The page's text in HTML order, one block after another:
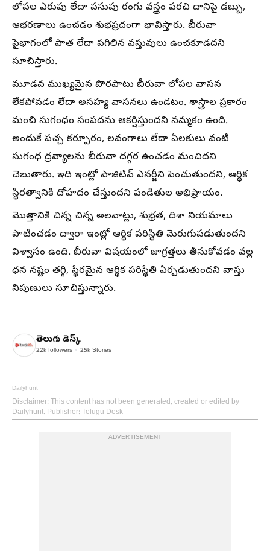
లోపల ఎరుపు లేదా పసుపు రంగు వస్త్రం పరచి దానిపై డబ్బు,
ఆభరణాలు ఉంచడం శుభప్రదంగా భావిస్తారు. బీరువా
పైభాగంలో పాత లేదా పగిలిన వస్తువులు ఉంచకూడదని
సూచిస్తారు.
మూడవ ముఖ్యమైన పొరపాటు బీరువా లోపల వాసన
లేకపోవడం లేదా అసహ్య వాసనలు ఉండటం. శాస్త్రాల ప్రకారం
మంచి సుగంధం సంపదను ఆకర్షిస్తుందని నమ్మకం ఉంది.
అందుకే పచ్చ కర్పూరం, లవంగాలు లేదా ఏలకులు వంటి
సుగంధ ద్రవ్యాలను బీరువా దగ్గర ఉంచడం మంచిదని
చెబుతారు. ఇది ఇంట్లో పాజిటివ్ ఎనర్జీని పెంచుతుందని, ఆర్థిక
స్థిరత్వానికి దోహదం చేస్తుందని పండితుల అభిప్రాయం.
మొత్తానికి చిన్న చిన్న అలవాట్లు, శుభ్రత, దిశా నియమాలు
పాటించడం ద్వారా ఇంట్లో ఆర్థిక పరిస్థితి మెరుగుపడుతుందని
విశ్వాసం ఉంది. బీరువా విషయంలో జాగ్రత్తలు తీసుకోవడం వల్ల
ధన నష్టం తగ్గి, స్థిరమైన ఆర్థిక పరిస్థితి ఏర్పడుతుందని వాస్తు
నిపుణులు సూచిస్తున్నారు.
తెలుగు డెస్క్
22k followers 25k Stories
Dailyhunt
Disclaimer: This content has not been generated, created or edited by
Dailyhunt. Publisher: Telugu Desk
ADVERTISEMENT